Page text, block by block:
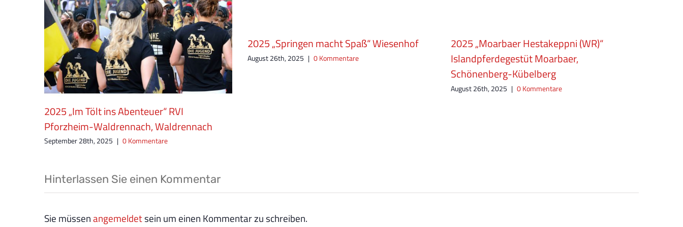
2025 „Im Tölt ins Abenteuer“ RVI
Pforzheim-Waldrennach, Waldrennach
September 28th, 2025 | 0 Kommentare
2025 „Springen macht Spaß“ Wiesenhof
August 26th, 2025 | 0 Kommentare
2025 „Moarbaer Hestakeppni (WR)“
Islandpferdegestüt Moarbaer,
Schönenberg-Kübelberg
August 26th, 2025 | 0 Kommentare
Hinterlassen Sie einen Kommentar
Sie müssenangemeldetsein um einen Kommentar zu schreiben.